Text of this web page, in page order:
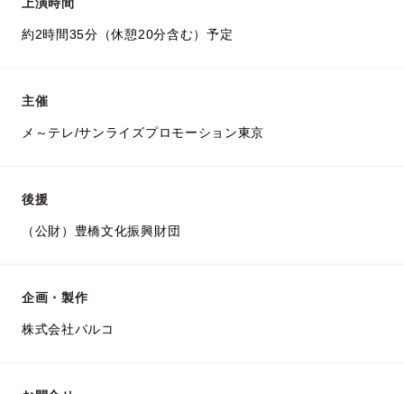
約2時間35分（休憩20分含む）予定
主催
メ～テレ/サンライズプロモーション東京
後援
（公財）豊橋文化振興財団
企画・製作
株式会社パルコ